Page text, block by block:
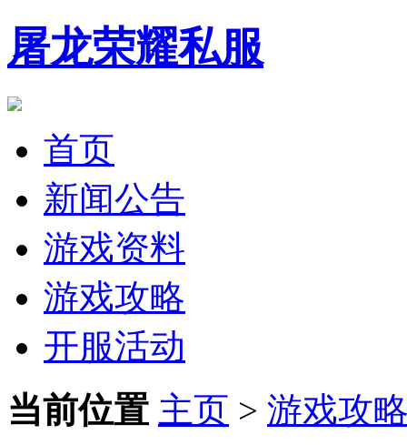
屠龙荣耀私服
首页
新闻公告
游戏资料
游戏攻略
开服活动
当前位置 主页 > 游戏攻